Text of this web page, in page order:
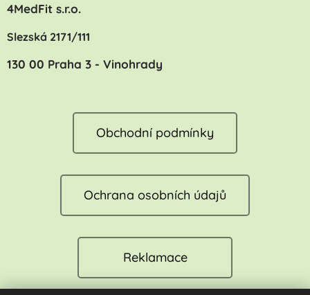
4MedFit s.r.o.
Slezská 2171/111
130 00 Praha 3 - Vinohrady
Obchodní podmínky
Ochrana osobních údajů
Reklamace